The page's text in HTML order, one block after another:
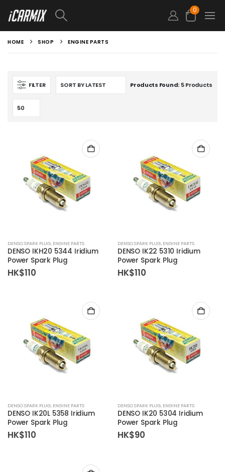
0
HOME SHOP ENGINE PARTS
FILTER Products Found: 5 Products
DENSO SPARK PLUG, ENGINE PARTS
DENSO IKH20 5344 Iridium
Power Spark Plug
HK$110
DENSO SPARK PLUG, ENGINE PARTS
DENSO IK22 5310 Iridium
Power Spark Plug
HK$110
DENSO SPARK PLUG, ENGINE PARTS
DENSO IK20L 5358 Iridium
Power Spark Plug
HK$110
DENSO SPARK PLUG, ENGINE PARTS
DENSO IK20 5304 Iridium
Power Spark Plug
HK$90